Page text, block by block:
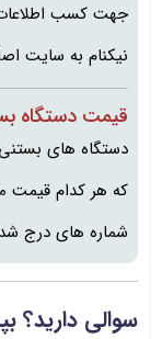
جهت کسب اطلاعات
نیکنام به سایت
قیمت دستگاه
دستگاه های
که هر کدام قیمت
شماره های درج
سوالی دارید؟